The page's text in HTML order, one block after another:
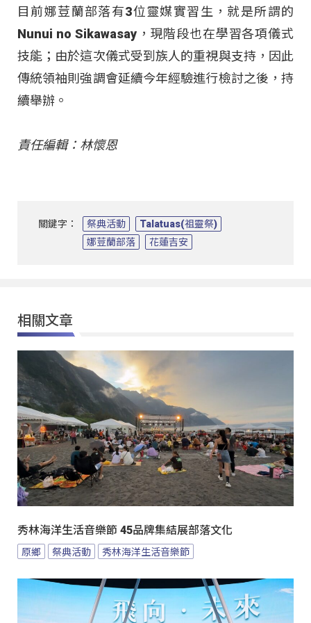
目前娜荳蘭部落有3位靈媒實習生，就是所謂的
Nunui no Sikawasay，現階段也在學習各項儀式
技能；由於這次儀式受到族人的重視與支持，因此
傳統領袖則強調會延續今年經驗進行檢討之後，持
續舉辦。
責任編輯：林懷恩
關鍵字： 祭典活動
Talatuas(祖靈祭)
娜荳蘭部落
花蓮吉安
相關文章
秀林海洋生活音樂節 45品牌集結展部落文化
原鄉 祭典活動 秀林海洋生活音樂節